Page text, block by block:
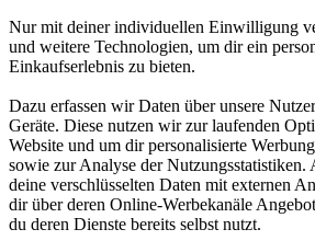
Nur mit deiner individuellen Einwilligung
und weitere Technologien, um dir ein
Einkaufserlebnis zu bieten.
Dazu erfassen wir Daten über unsere
Geräte. Diese nutzen wir zur laufenden
Website und um dir personalisierte
sowie zur Analyse der
deine verschlüsselten Daten mit externen
dir über deren Online-Werbekanäle
du deren Dienste bereits selbst nutzt.